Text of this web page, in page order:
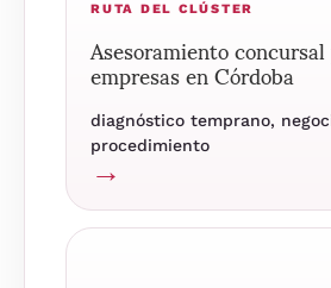
RUTA DEL CLÚSTER
Asesoramiento
empresas en Córdoba
diagnóstico temprano,
procedimiento
→